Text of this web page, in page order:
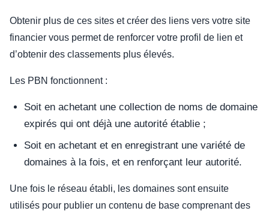
Obtenir plus de ces sites et créer des liens vers votre site
financier vous permet de renforcer votre profil de lien et
d’obtenir des classements plus élevés.
Les PBN fonctionnent :
Soit en achetant une collection de noms de domaine
expirés qui ont déjà une autorité établie ;
Soit en achetant et en enregistrant une variété de
domaines à la fois, et en renforçant leur autorité.
Une fois le réseau établi, les domaines sont ensuite
utilisés pour publier un contenu de base comprenant des